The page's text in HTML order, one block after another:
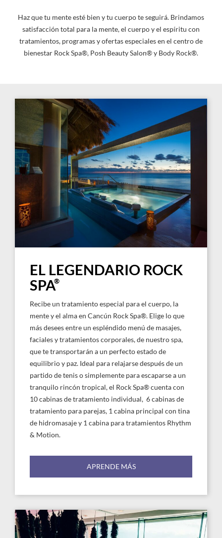
Haz que tu mente esté bien y tu cuerpo te seguirá. Brindamos
satisfacción total para la mente, el cuerpo y el espíritu con
tratamientos, programas y ofertas especiales en el centro de
bienestar Rock Spa®, Posh Beauty Salon® y Body Rock®.
EL LEGENDARIO ROCK
SPA®
Recibe un tratamiento especial para el cuerpo, la
mente y el alma en Cancún Rock Spa®. Elige lo que
más desees entre un espléndido menú de masajes,
faciales y tratamientos corporales, de nuestro spa,
que te transportarán a un perfecto estado de
equilibrio y paz. Ideal para relajarse después de un
partido de tenis o simplemente para escaparse a un
tranquilo rincón tropical, el Rock Spa® cuenta con
10 cabinas de tratamiento individual, 6 cabinas de
tratamiento para parejas, 1 cabina principal con tina
de hidromasaje y 1 cabina para tratamientos Rhythm
& Motion.
APRENDE MÁS